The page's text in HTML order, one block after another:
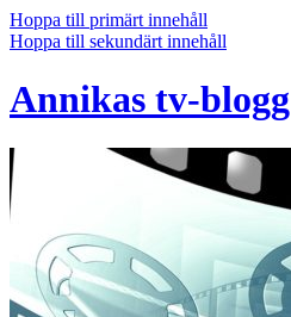
Hoppa till primärt innehåll
Hoppa till sekundärt innehåll
Annikas tv-blogg